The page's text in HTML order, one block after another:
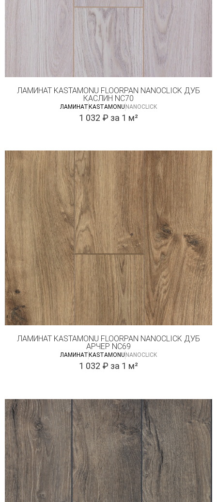
ЛАМИНАТ KASTAMONU FLOORPAN NANOCLICK ДУБ
КАСЛИН NC70
ЛАМИНАТКASTAMONU NANOCLICK
1 032 ₽ за 1 м²
ЛАМИНАТ KASTAMONU FLOORPAN NANOCLICK ДУБ
АРЧЕР NC69
ЛАМИНАТ КASTAMONU NANOCLICK
1 032 ₽ за 1 м²